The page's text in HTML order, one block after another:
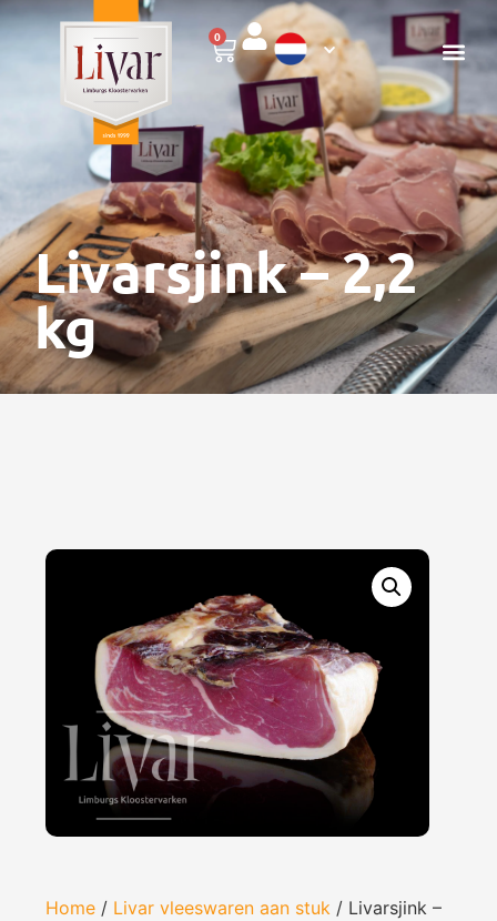
0
Livarsjink – 2,2
kg
Home / Livar vleeswaren aan stuk / Livarsjink –